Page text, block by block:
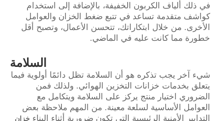
في ذلك ألياف الكربون الخفيفة، بالإضافة إلى استخدام
كواشف متقدمة تساعد في تتبع ضغط الخزان والعوامل
الأخرى. من خلال ابتكاراتك، تتحسن الأعمال، وتصبح أقل
خطورة مما كانت عليه في الماضي.
السلامة
شيء آخر يجب تذكره هو أن السلامة تظل دائمًا أولوية فيما
يتعلق بخدمات خزانات التخزين الهوائي. ولذلك فمن
الضروري اختيار منتج يركز على السلامة ويتكامل مع
العوامل الأساسية لسلعة معينة. من المهم ملاحظة بعض
التدابير الأمنية الرئيسية التي تكون ضرورية أثناء البناء خزان